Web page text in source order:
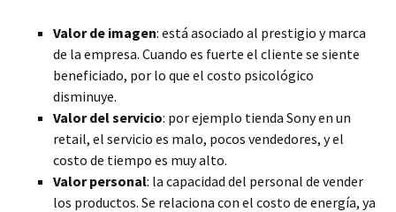
Valor de imagen: está asociado al prestigio y marca
de la empresa. Cuando es fuerte el cliente se siente
beneficiado, por lo que el costo psicológico
disminuye.
Valor del servicio: por ejemplo tienda Sony en un
retail, el servicio es malo, pocos vendedores, y el
costo de tiempo es muy alto.
Valor personal: la capacidad del personal de vender
los productos. Se relaciona con el costo de energía, ya